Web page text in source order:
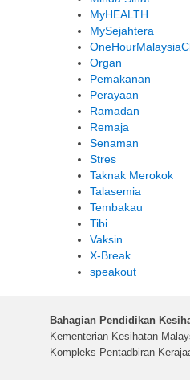
MyHEALTH
MySejahtera
Organ
Pemakanan
Perayaan
Ramadan
Remaja
Senaman
Stres
Taknak Merokok
Talasemia
Tembakau
Tibi
Vaksin
X-Break
speakout
Bahagian Pendidikan
Kementerian Kesihatan
Kompleks Pentadbiran